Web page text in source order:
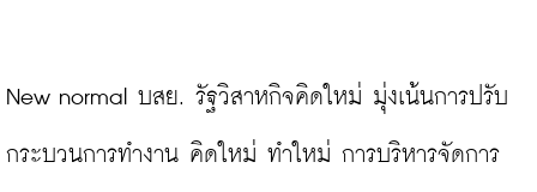
New normal บสย. รัฐวิสาหกิจคิดใหม่ มุ่งเน้นการปรับ
กระบวนการทำงาน คิดใหม่ ทำใหม่ การบริหารจัดการ